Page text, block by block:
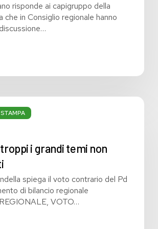
risponde ai capigruppo della
che in Consiglio regionale hanno
i grandi temi non
spiega il voto contrario del Pd
di bilancio regionale
VOTO…